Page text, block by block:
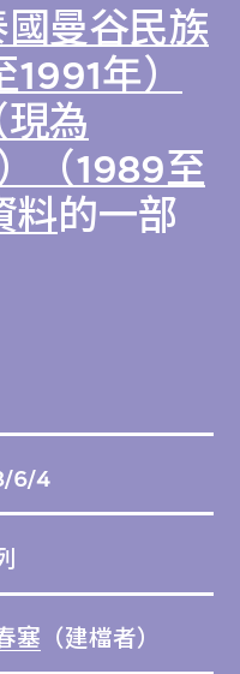
國曼谷民族
年）
為
（1989至
料的一部
6/4
塞 （建檔者）